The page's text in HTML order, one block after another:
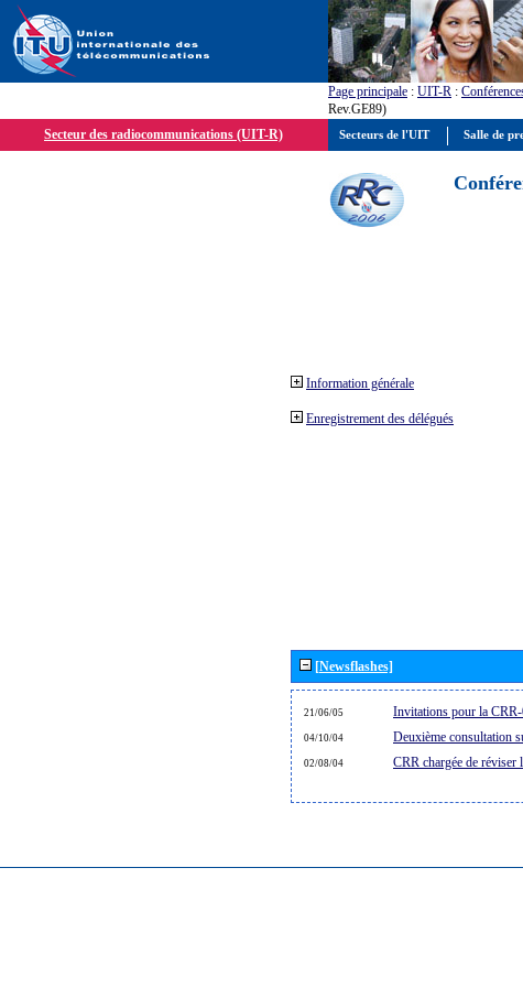
Page principale : UIT-R :
Rev.GE89)
Secteur des radiocommunications (UIT-R)
Information générale
Enregistrement des délégués
[Newsflashes]
21/06/05 Invitations pour la CRR-
04/10/04 Deuxième consultation
02/08/04 CRR chargée de réviser l
Secteurs de l'UIT Salle de